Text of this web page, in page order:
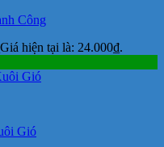
Công
Giá hiện tại là: 24.000₫.
Gió